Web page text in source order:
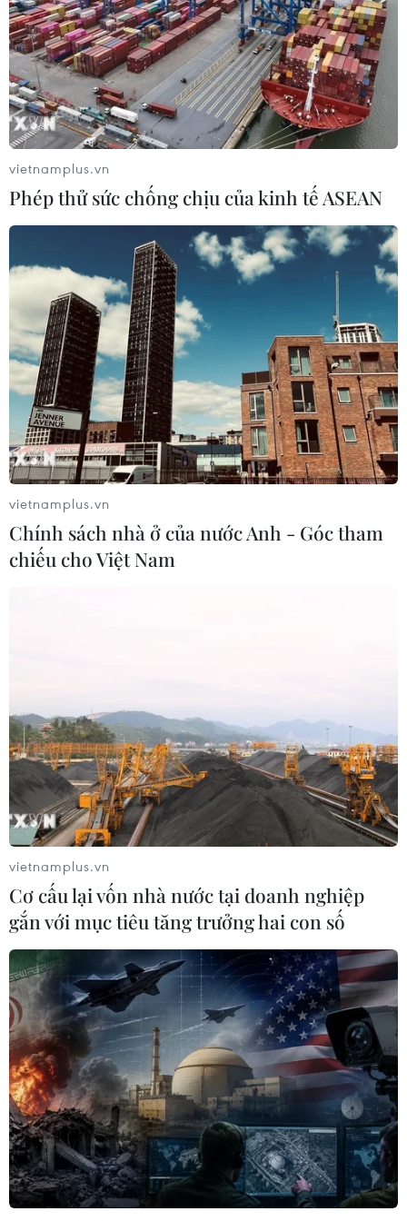
Diễn biến công tác cứu nạn tại sự
cố thủy điện Rào Trăng 3
Kể từ ngày xảy ra sự cố sạt lở đất tại thủy điện Rào
Trăng 3, lực lượng tìm kiếm cứu nạn đã huy động nhân
lực, vật lực ở mức cao nhất để tìm kiếm những người
mất tích.
Chính làm việc tại Thừa Thiên-Huế
16/10/2020 09:55
Tại buổi làm việc, Bí thư Tỉnh ủy Thừa Thiên-Huế Lê
Trường Lưu đã báo cáo với Đoàn công tác về những nỗ
lực của địa phương trong công tác khắc phục hậu quả
thiên tai, mưa lũ, sạt lở núi.
Đề nghị công nhận liệt sỹ cho 13 người hy
sinh ở Thủy điện Rào Trăng 3
vietnamplus.vn
Phép thử sức chống chịu của kinh tế ASEAN
vietnamplus.vn
Chính sách nhà ở của nước Anh - Góc tham
chiếu cho Việt Nam
vietnamplus.vn
Cơ cấu lại vốn nhà nước tại doanh nghiệp
gắn với mục tiêu tăng trưởng hai con số